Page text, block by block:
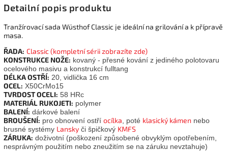
Detailní popis produktu
Tranžírovací sada Wüsthof Classic je ideální na grilování a k přípravě
masa.
ŘADA: Classic (kompletní sérii zobrazíte zde)
KONSTRUKCE NOŽE: kovaný - přesné kování z jediného polotovaru
ocelového masivu a konstrukcí fulltang
DÉLKA OSTŘÍ: 20, vidlička 16 cm
OCEL: X50CrMo15
TVRDOST OCELI: 58 HRc
MATERIÁL RUKOJETI: polymer
BALENÍ: dárkové balení
BROUŠENÍ: pro obnovení ostří ocílka , poté klasický kámen nebo
brusné systémy Lansky či špičkový KMFS
ZÁRUKA: doživotní (poškození způsobené obvyklým opotřebením,
nesprávným použitím nebo zneužitím se na záruku nevztahuje)